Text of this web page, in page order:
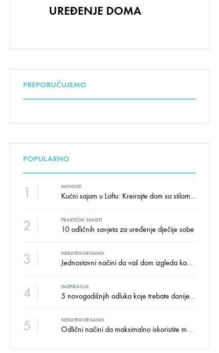
UREĐENJE DOMA
PREPORUČUJEMO
POPULARNO
1 NOVOSTI
2 PRAKTIČNI SAVJETI
10 odličnih savjeta za uređenje dječije sobe
3 NEKATEGORISANO
4 INSPIRACIJA
5 NEKATEGORISANO